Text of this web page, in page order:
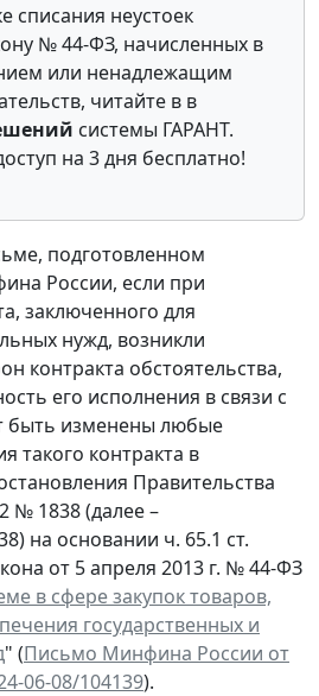
списания неустоек
№ 44-ФЗ, начисленных в
или ненадлежащим
читайте в в
системы ГАРАНТ.
на 3 дня бесплатно!
подготовленном
России, если при
заключенного для
нужд, возникли
контракта обстоятельства,
его исполнения в связи с
быть изменены любые
такого контракта в
Правительства
№ 1838 (далее –
на основании ч. 65.1 ст.
от 5 апреля 2013 г. № 44-ФЗ
в сфере закупок товаров,
государственных и
" (Письмо Минфина России от
06-08/104139).